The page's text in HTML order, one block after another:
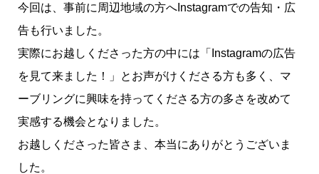
今回は、事前に周辺地域の方へInstagramでの告知・広
告も行いました。
実際にお越しくださった方の中には「Instagramの広告
を見て来ました！」とお声がけくださる方も多く、マ
ーブリングに興味を持ってくださる方の多さを改めて
実感する機会となりました。
お越しくださった皆さま、本当にありがとうございま
した。